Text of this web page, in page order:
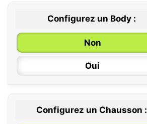
Configurez un Body :
Non
Oui
0 / 6 mois
Configurez un Chausson :